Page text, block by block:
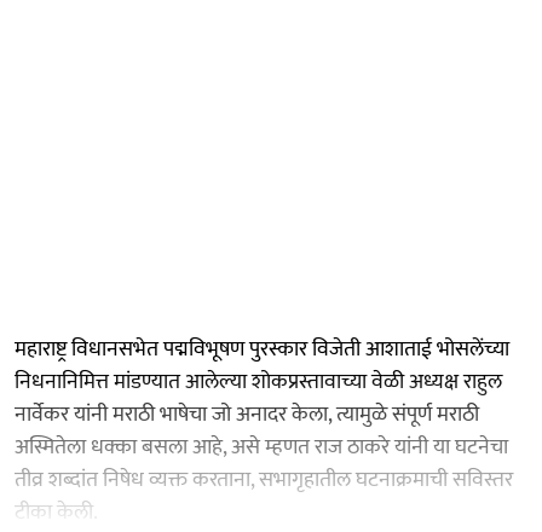
महाराष्ट्र विधानसभेत पद्मविभूषण पुरस्कार विजेती आशाताई भोसलेंच्या
निधनानिमित्त मांडण्यात आलेल्या शोकप्रस्तावाच्या वेळी अध्यक्ष राहुल
नार्वेकर यांनी मराठी भाषेचा जो अनादर केला, त्यामुळे संपूर्ण मराठी
अस्मितेला धक्का बसला आहे, असे म्हणत राज ठाकरे यांनी या घटनेचा
तीव्र शब्दांत निषेध व्यक्त करताना, सभागृहातील घटनाक्रमाची सविस्तर
टीका केली.